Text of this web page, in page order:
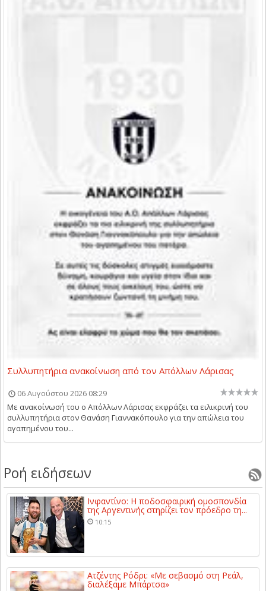
Συλλυπητήρια ανακοίνωση από τον Απόλλων Λάρισας
06 Αυγούστου 2026 08:29
Με ανακοίνωσή του ο Απόλλων Λάρισας εκφράζει τα ειλικρινή του
συλλυπητήρια στον Θανάση Γιαννακόπουλο για την απώλεια του
αγαπημένου του...
Ροή ειδήσεων
Ινφαντίνο: Η ποδοσφαιρική ομοσπονδία
της Αργεντινής στηρίζει τον πρόεδρο τη...
10:15
Ατζέντης Ρόδρι: «Με σεβασμό στη Ρεάλ,
διαλέξαμε Μπάρτσα»